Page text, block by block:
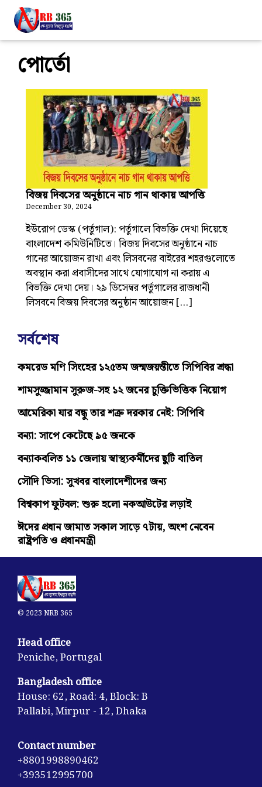
পোর্তো
বিজয় দিবসের অনুষ্ঠানে নাচ গান থাকায় আপত্তি
December 30, 2024
ইউরোপ ডেস্ক (পর্তুগাল): পর্তুগালে বিভক্তি দেখা দিয়েছে
বাংলাদেশ কমিউনিটিতে। বিজয় দিবসের অনুষ্ঠানে নাচ
গানের আয়োজন রাখা এবং লিসবনের বাইরের শহরগুলোতে
অবস্থান করা প্রবাসীদের সাথে যোগাযোগ না করায় এ
বিভক্তি দেখা দেয়। ২৯ ডিসেম্বর পর্তুগালের রাজধানী
লিসবনে বিজয় দিবসের অনুষ্ঠান আয়োজন […]
সর্বশেষ
কমরেড মণি সিংহের ১২৫তম জন্মজয়ন্তীতে সিপিবির শ্রদ্ধা
শামসুজ্জামান সুরুজ-সহ ১২ জনের চুক্তিভিত্তিক নিয়োগ
আমেরিকা যার বন্ধু তার শত্রু দরকার নেই: সিপিবি
বন্যা: সাপে কেটেছে ৯৫ জনকে
বন্যাকবলিত ১১ জেলায় স্বাস্থ্যকর্মীদের ছুটি বাতিল
সৌদি ভিসা: সুখবর বাংলাদেশীদের জন্য
বিশ্বকাপ ফুটবল: শুরু হলো নকআউটের লড়াই
ঈদের প্রধান জামাত সকাল সাড়ে ৭টায়, অংশ নেবেন
রাষ্ট্রপতি ও প্রধানমন্ত্রী
© 2023 NRB 365
Head office
Peniche, Portugal
Bangladesh office
House: 62, Road: 4, Block: B
Pallabi, Mirpur - 12, Dhaka
Contact number
+8801998890462
+393512995700